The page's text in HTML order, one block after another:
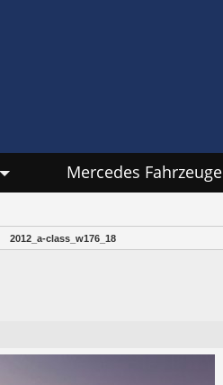
Mercedes Fahrzeuge
2012_a-class_w176_18